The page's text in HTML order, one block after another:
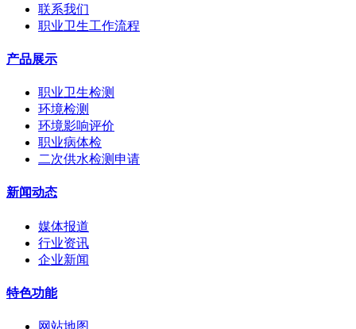
联系我们
职业卫生工作流程
产品展示
职业卫生检测
环境检测
环境影响评价
职业病体检
二次供水检测申请
新闻动态
媒体报道
行业资讯
企业新闻
特色功能